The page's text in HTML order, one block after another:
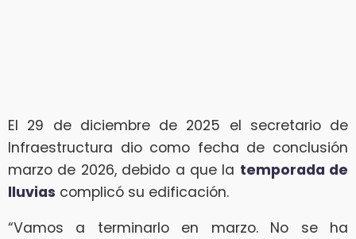
El 29 de diciembre de 2025 el secretario de
Infraestructura dio como fecha de conclusión
marzo de 2026, debido a que la temporada de
lluvias complicó su edificación.
“Vamos a terminarlo en marzo. No se ha